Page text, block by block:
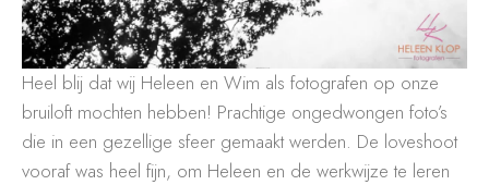
Heel blij dat wij Heleen en Wim als fotografen op onze
bruiloft mochten hebben! Prachtige ongedwongen foto’s
die in een gezellige sfeer gemaakt werden. De loveshoot
vooraf was heel fijn, om Heleen en de werkwijze te leren